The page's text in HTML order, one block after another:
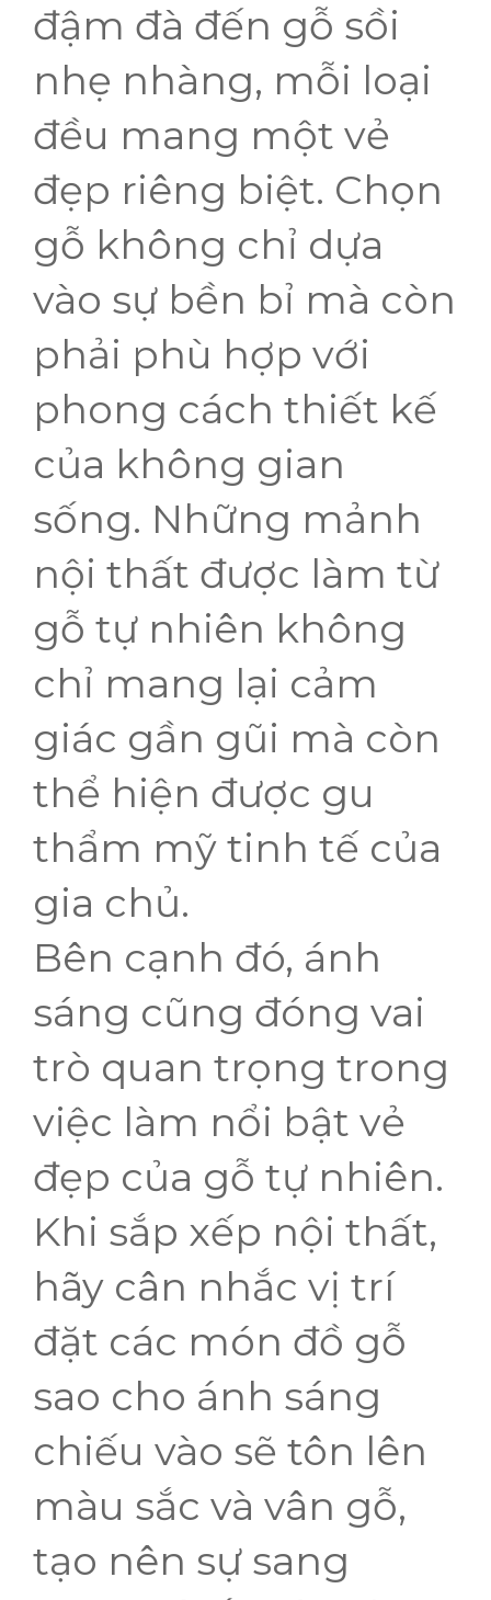
đậm đà đến gỗ sồi
nhẹ nhàng, mỗi loại
đều mang một vẻ
đẹp riêng biệt. Chọn
gỗ không chỉ dựa
vào sự bền bỉ mà còn
phải phù hợp với
phong cách thiết kế
của không gian
sống. Những mảnh
nội thất được làm từ
gỗ tự nhiên không
chỉ mang lại cảm
giác gần gũi mà còn
thể hiện được gu
thẩm mỹ tinh tế của
gia chủ.
Bên cạnh đó, ánh
sáng cũng đóng vai
trò quan trọng trong
việc làm nổi bật vẻ
đẹp của gỗ tự nhiên.
Khi sắp xếp nội thất,
hãy cân nhắc vị trí
đặt các món đồ gỗ
sao cho ánh sáng
chiếu vào sẽ tôn lên
màu sắc và vân gỗ,
tạo nên sự sang